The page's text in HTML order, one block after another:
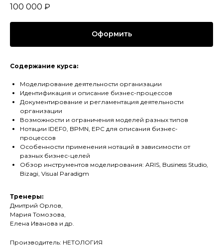
100 000 ₽
Оформить
Содержание курса:
Моделирование деятельности организации
Идентификация и описание бизнес-процессов
Документирование и регламентация деятельности
организации
Возможности и ограничения моделей разных типов
Нотации IDEF0, BPMN, EPC для описания бизнес-
процессов
Особенности применения нотаций в зависимости от
разных бизнес-целей
Обзор инструментов моделирования: ARIS, Business Studio,
Bizagi, Visual Paradigm
Тренеры:
Дмитрий Орлов,
Мария Томозова,
Елена Иванова и др.
Производитель: НЕТОЛОГИЯ